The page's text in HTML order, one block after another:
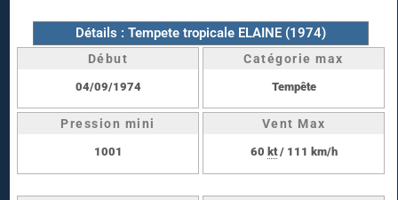
Détails : Tempete tropicale ELAINE (1974)
Début
04/09/1974
Catégorie max
Tempête
Pression mini
1001
Vent Max
60 kt/ 111 km/h